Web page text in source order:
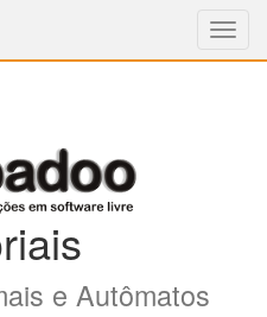
e Autômatos